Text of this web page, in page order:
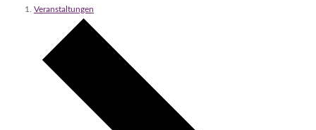
Veranstaltungen